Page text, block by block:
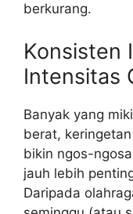
berkurang.
Konsisten
Intensitas
Banyak yang
berat,
bikin ngos-
jauh lebih
Daripada